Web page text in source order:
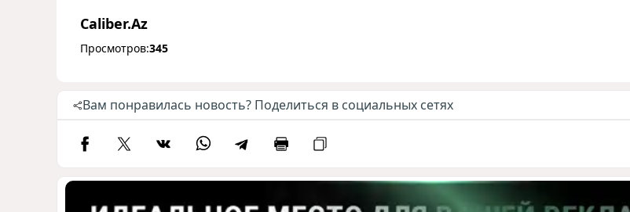
Caliber.Az
Просмотров:345
Вам понравилась новость? Поделиться в социальных сетях